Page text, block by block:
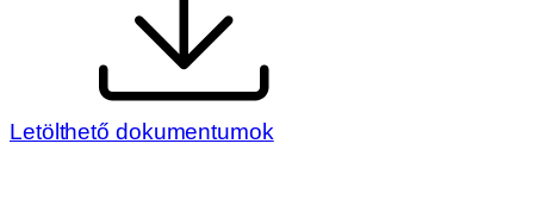
Letölthető dokumentumok